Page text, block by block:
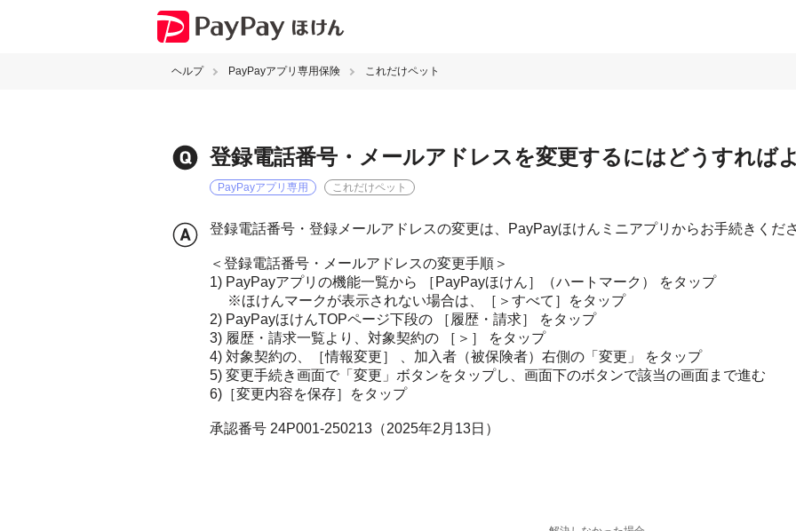
ヘルプ PayPayアプリ専用保険 これだけペット
登録電話番号・メールアドレスを変更するにはどうすれば
PayPayアプリ専用 これだけペット
登録電話番号・登録メールアドレスの変更は、PayPayほけんミニアプリからお手続きくださ
＜登録電話番号・メールアドレスの変更手順＞
1) PayPayアプリの機能一覧から ［PayPayほけん］（ハートマーク） をタップ
※ほけんマークが表示されない場合は、［＞すべて］をタップ
2) PayPayほけんTOPページ下段の ［履歴・請求］ をタップ
3) 履歴・請求一覧より、対象契約の ［＞］ をタップ
4) 対象契約の、［情報変更］ 、加入者（被保険者）右側の「変更」 をタップ
5) 変更手続き画面で「変更」ボタンをタップし、画面下のボタンで該当の画面まで進む
6)［変更内容を保存］をタップ
承認番号 24P001-250213（2025年2月13日）